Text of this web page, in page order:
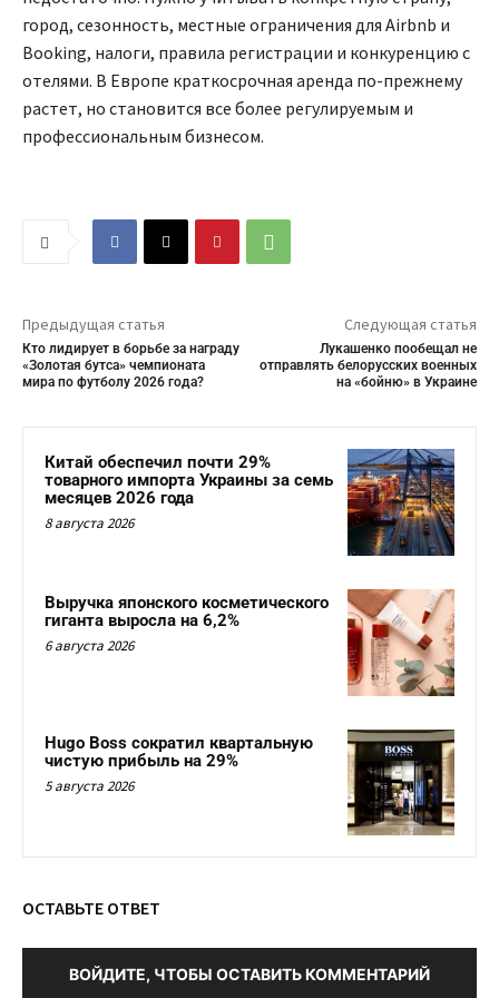
город, сезонность, местные ограничения для Airbnb и
Booking, налоги, правила регистрации и конкуренцию с
отелями. В Европе краткосрочная аренда по-прежнему
растет, но становится все более регулируемым и
профессиональным бизнесом.
Предыдущая статья
Кто лидирует в борьбе за награду
«Золотая бутса» чемпионата
мира по футболу 2026 года?
Следующая статья
Лукашенко пообещал не
отправлять белорусских военных
на «бойню» в Украине
Китай обеспечил почти 29%
товарного импорта Украины за семь
месяцев 2026 года
8 августа 2026
Выручка японского косметического
гиганта выросла на 6,2%
6 августа 2026
Hugo Boss сократил квартальную
чистую прибыль на 29%
5 августа 2026
ОСТАВЬТЕ ОТВЕТ
ВОЙДИТЕ, ЧТОБЫ ОСТАВИТЬ КОММЕНТАРИЙ